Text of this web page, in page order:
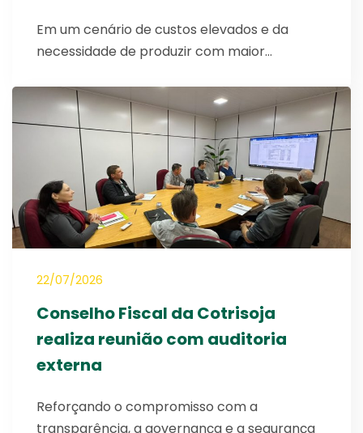
Em um cenário de custos elevados e da
necessidade de produzir com maior…
22/07/2026
Conselho Fiscal da Cotrisoja
realiza reunião com auditoria
externa
Reforçando o compromisso com a
transparência, a governança e a segurança